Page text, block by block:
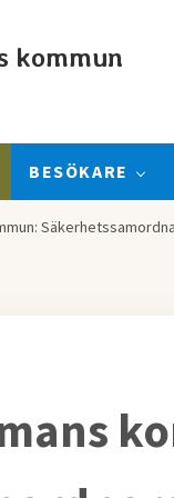
kommun
BESÖKARE